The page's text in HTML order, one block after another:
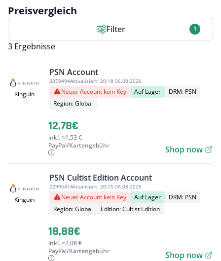
Preisvergleich
Filter 1
3 Ergebnisse
Kinguin
PSN Account
2378494Aktualisiert: 20:18 06.08.2026
Neuer Account kein Key Auf Lager
DRM: PSN
Region: Global
12,78€
inkl. ≈1,53 €
PayPal/Kartengebühr
Shop now
Kinguin
PSN Cultist Edition Account
2299541Aktualisiert: 20:15 06.08.2026
Neuer Account kein Key Auf Lager
DRM: PSN
Region: Global
Edition: Cultist Edition
18,88€
inkl. ≈2,08 €
PayPal/Kartengebühr
Shop now